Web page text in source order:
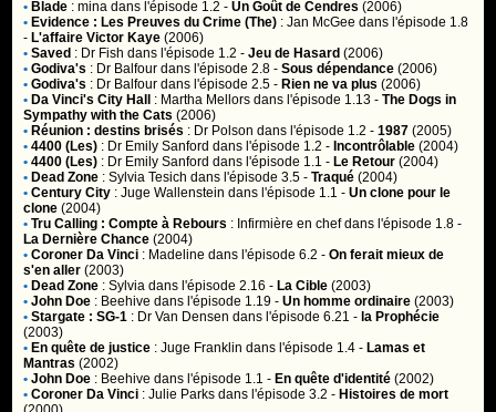
• Blade :mina dans l'épisode 1.2 -Un Goût de Cendres (2006)
• Evidence : Les Preuves du Crime (The) :Jan McGee dans l'épisode 1.8
- L'affaire Victor Kaye (2006)
• Saved : Dr Fish dans l'épisode 1.2 -Jeu de Hasard (2006)
• Godiva's : Dr Balfour dans l'épisode 2.8 -Sous dépendance (2006)
• Godiva's : Dr Balfour dans l'épisode 2.5 - Rien ne va plus (2006)
• Da Vinci's City Hall : Martha Mellors dans l'épisode 1.13 -The Dogs in
Sympathy with the Cats (2006)
• Réunion : destins brisés : Dr Polson dans l'épisode 1.2 -1987 (2005)
• 4400 (Les) : Dr Emily Sanford dans l'épisode 1.2 - Incontrôlable (2004)
• 4400 (Les) : Dr Emily Sanford dans l'épisode 1.1 - Le Retour (2004)
• Dead Zone :Sylvia Tesich dans l'épisode 3.5 -Traqué (2004)
• Century City :Juge Wallenstein dans l'épisode 1.1 -Un clone pour le
clone (2004)
• Tru Calling : Compte à Rebours : Infirmière en chefdans l'épisode 1.8 -
La Dernière Chance (2004)
• Coroner Da Vinci : Madeline dans l'épisode 6.2 -On ferait mieux de
s'en aller (2003)
• Dead Zone :Sylvia dans l'épisode 2.16 - La Cible (2003)
• John Doe : Beehive dans l'épisode 1.19 -Un homme ordinaire (2003)
• Stargate : SG-1 : Dr Van Densen dans l'épisode 6.21 - la Prophécie
(2003)
• En quête de justice :Juge Franklin dans l'épisode 1.4 - Lamas et
Mantras (2002)
• John Doe : Beehive dans l'épisode 1.1 - En quête d'identité (2002)
• Coroner Da Vinci :Julie Parks dans l'épisode 3.2 - Histoires de mort